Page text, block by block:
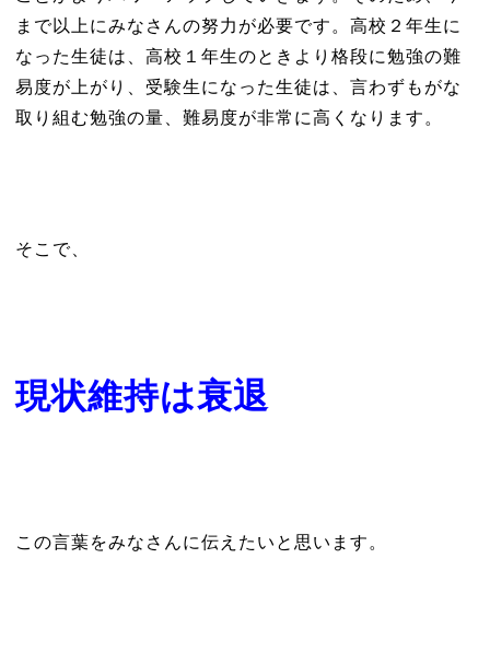
まで以上にみなさんの努力が必要です。高校２年生に
なった生徒は、高校１年生のときより格段に勉強の難
易度が上がり、受験生になった生徒は、言わずもがな
取り組む勉強の量、難易度が非常に高くなります。
そこで、
現状維持は衰退
この言葉をみなさんに伝えたいと思います。